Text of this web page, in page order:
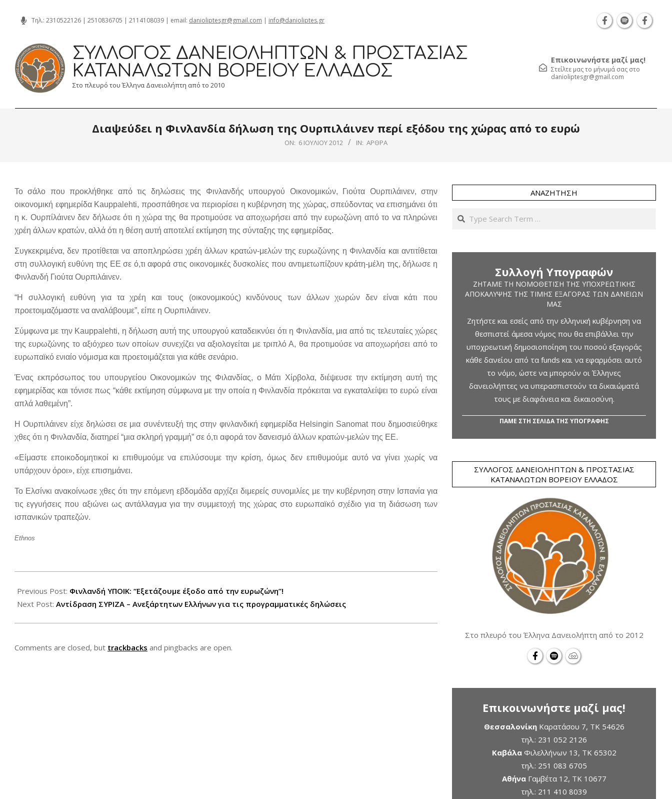
content
Τηλ.: 2310522126 | 2510836705 | 2114108039 | email: danioliptesgr@gmail.com | info@danioliptes.gr
ΣΎΛΛΟΓΟΣ ΔΑΝΕΙΟΛΗΠΤΏΝ & ΠΡΟΣΤΑΣΊΑΣ
ΚΑΤΑΝΑΛΩΤΏΝ ΒΟΡΕΊΟΥ ΕΛΛΆΔΟΣ
Στο πλευρό του Έλληνα Δανειολήπτη από το 2010
Επικοινωνήστε μαζί μας!
Στείλτε μας το μήνυμά σας στο
danioliptesgr@gmail.com
Διαψεύδει η Φινλανδία δήλωση της Ουρπιλάινεν περί εξόδου της χώρας από το ευρώ
ON: 6 ΙΟΥΛΊΟΥ 2012 IN: ΆΡΘΡΑ
Το σάλο που προκλήθηκε από τις δηλώσεις της Φινλανδής υπουργού Οικονομικών, Γιούτα Ουρπιλάινεν, στην
οικονομική εφημερίδα Kauppalehti, προσπάθησε να περιορίσει η κυβέρνηση της χώρας, σπεύδοντας να επισημάνει ότι
η κ. Ουρπίλάινεν δεν δήλωσε ότι η χώρα της θα προτιμούσε να αποχωρήσει από την ευρωζώνη από το να πληρώνει
χρέη άλλων κρατών, αλλά ότι η θέση αυτή αποτελεί εκτίμηση της σύνταξης της εφημερίδας.
Συγκεκριμένα, δεν προτίθεται να αποπληρώσει χρέη άλλων κρατών-μελών της ευρωζώνης η Φινλανδία και αντιτίθεται
στη συλλογική ευθύνη της ΕΕ σε ό,τι αφορά στις οικονομικές δυσκολίες που αντιμετωπίζουν κράτη-μέλη της, δήλωσε η
Φινλανδή Γιούτα Ουρπιλάινεν.
“Η συλλογική ευθύνη για τα χρέη και τους (οικονομικούς) κινδύνους των άλλων χωρών δεν είναι κάτι που
προετοιμαζόμαστε να αναλάβουμε”, είπε η Ουρπιλάινεν.
Σύμφωνα με την Kauppalehti, η δήλωση αυτή της υπουργού καταδεικνύει ότι η Φινλανδία, μια από τις τελευταίες χώρες
της ευρωζώνης το αξιόχρεο των οποίων συνεχίζει να αξιολογείται με τριπλό Α, θα προτιμούσε να αποχωρήσει από το
ευρωπαϊκό ενιαίο νόμισμα και προετοιμάζεται για κάθε σενάριο.
Ένας εκπρόσωπος του υπουργείου Οικονομικών της Φιλανδίας, ο Μάτι Χίρβολα, διέψευσε την εκτίμηση αυτή της
εφημερίδας και τόνισε πως “κάθε εκτίμηση σύμφωνα με την οποία η Φινλανδία πρόκειται να εγκαταλείψει το ευρώ είναι
απλά λαθεμένη”.
Η Ουρπιλάινεν είχε δηλώσει σε μια συνέντευξή της στην φινλανδική εφημερίδα Helsingin Sanomat που δημοσιεύθηκε
χθες ότι η Φινλανδία, διατηρεί “μια σκληρή γραμμή” σε ό,τι αφορά τον δανεισμό άλλων κρατών-μελών της ΕΕ.
«Είμαστε εποικοδομητικοί κι επιθυμούμε να επιλύσουμε την κρίση, όμως δεν επιθυμούμε αυτό να γίνει χωρίς να
υπάρχουν όροι», είχε επισημάνει.
Το Ελσίνκι ανακοίνωσε χθες ότι την επόμενη εβδομάδα αρχίζει διμερείς συνομιλίες με την κυβέρνηση στην Ισπανία για
τις εγγυήσεις που αξιώνει ως αντάλλαγμα για την συμμετοχή της χώρας στο ευρωπαϊκό σχέδιο για τη διάσωση των
ισπανικών τραπεζών.
Ethnos
07-
06
Previous Post: Φινλανδή ΥΠΟΙΚ: “Εξετάζουμε έξοδο από την ευρωζώνη”!
Next Post: Αντίδραση ΣΥΡΙΖΑ – Ανεξάρτητων Ελλήνων για τις προγραμματικές δηλώσεις
Comments are closed, but trackbacks and pingbacks are open.
ΑΝΑΖΉΤΗΣΗ
Search
Συλλογή Υπογραφών
ΖΗΤΆΜΕ ΤΗ ΝΟΜΟΘΈΤΙΣΗ ΤΗΣ ΥΠΟΧΡΕΩΤΙΚΉΣ
ΑΠΟΚΆΛΥΨΗΣ ΤΗΣ ΤΙΜΉΣ ΕΞΑΓΟΡΆΣ ΤΩΝ ΔΑΝΕΊΩΝ
ΜΑΣ
Ζητήστε και εσείς από την ελληνική κυβέρνηση να
θεσπιστεί άμεσα νόμος που θα επιβάλλει την
υποχρεωτική δημοσιοποίηση του ποσού εξαγοράς
κάθε δανείου από τα funds και να εφαρμόσει αυτό
το νόμο, ώστε να μπορούν οι Έλληνες
δανειολήπτες να υπερασπιστούν τα δικαιώματά
τους με διαφάνεια και δικαιοσύνη.
ΠΑΜΕ ΣΤΗ ΣΕΛΙΔΑ ΤΗΣ ΥΠΟΓΡΑΦΗΣ
ΣΎΛΛΟΓΟΣ ΔΑΝΕΙΟΛΗΠΤΏΝ & ΠΡΟΣΤΑΣΊΑΣ
ΚΑΤΑΝΑΛΩΤΏΝ ΒΟΡΕΊΟΥ ΕΛΛΆΔΟΣ
Στο πλευρό του Έλληνα Δανειολήπτη από το 2012
Επικοινωνήστε μαζί μας!
ΘεσσαλονίκηΚαρατάσου 7, TK 54626
τηλ.: 231 052 2126
ΚαβάλαΦιλελλήνων 13, ΤΚ 65302
τηλ.: 251 083 6705
ΑθήναΓαμβέτα 12, ΤΚ 10677
τηλ.: 211 410 8039